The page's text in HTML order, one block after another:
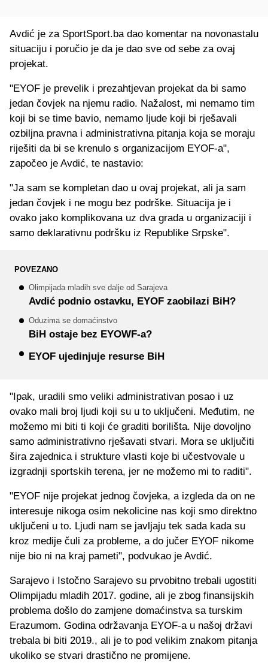
Avdić je za SportSport.ba dao komentar na novonastalu
situaciju i poručio je da je dao sve od sebe za ovaj
projekat.
"EYOF je prevelik i prezahtjevan projekat da bi samo
jedan čovjek na njemu radio. Nažalost, mi nemamo tim
koji bi se time bavio, nemamo ljude koji bi rješavali
ozbiljna pravna i administrativna pitanja koja se moraju
riješiti da bi se krenulo s organizacijom EYOF-a",
započeo je Avdić, te nastavio:
"Ja sam se kompletan dao u ovaj projekat, ali ja sam
jedan čovjek i ne mogu bez podrške. Situacija je i
ovako jako komplikovana uz dva grada u organizaciji i
samo deklarativnu podršku iz Republike Srpske".
POVEZANO
Olimpijada mladih sve dalje od Sarajeva
Avdić podnio ostavku, EYOF zaobilazi BiH?
Oduzima se domaćinstvo
BiH ostaje bez EYOWF-a?
EYOF ujedinjuje resurse BiH
"Ipak, uradili smo veliki administrativan posao i uz
ovako mali broj ljudi koji su u to uključeni. Međutim, ne
možemo mi biti ti koji će graditi borilišta. Nije dovoljno
samo administrativno rješavati stvari. Mora se uključiti
šira zajednica i strukture vlasti koje bi učestvovale u
izgradnji sportskih terena, jer ne možemo mi to raditi".
"EYOF nije projekat jednog čovjeka, a izgleda da on ne
interesuje nikoga osim nekolicine nas koji smo direktno
uključeni u to. Ljudi nam se javljaju tek sada kada su
kroz medije čuli za probleme, a do jučer EYOF nikome
nije bio ni na kraj pameti", podvukao je Avdić.
Sarajevo i Istočno Sarajevo su prvobitno trebali ugostiti
Olimpijadu mladih 2017. godine, ali je zbog finansijskih
problema došlo do zamjene domaćinstva sa turskim
Erazumom. Godina održavanja EYOF-a u našoj državi
trebala bi biti 2019., ali je to pod velikim znakom pitanja
ukoliko se stvari drastično ne promijene.